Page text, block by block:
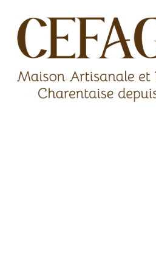
contenu